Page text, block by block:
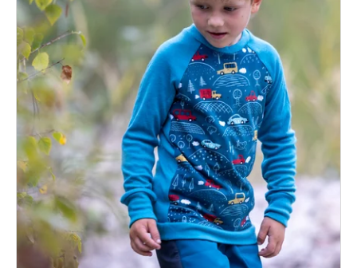
i
s
p
r
o
d
u
k
t
o
v